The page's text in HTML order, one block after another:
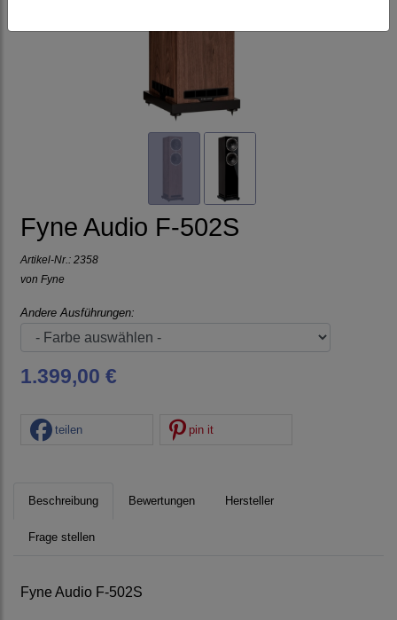
Fyne Audio F-502S
Artikel-Nr.: 2358
von Fyne
Andere Ausführungen:
1.399,00 €
teilen pin it
Beschreibung Bewertungen Hersteller
Frage stellen
Fyne Audio F-502S